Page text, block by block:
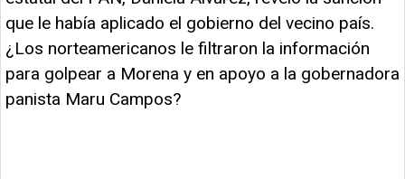
que le había aplicado el gobierno del vecino país.
¿Los norteamericanos le filtraron la información
para golpear a Morena y en apoyo a la gobernadora
panista Maru Campos?